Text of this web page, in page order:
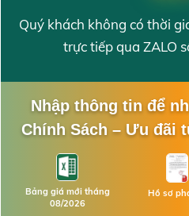
Quý khách không có thời
trực tiếp qua ZALO
Nhập thông tin để
Chính Sách – Ưu đãi
Bảng giá mới tháng
08/2026
Hồ sơ